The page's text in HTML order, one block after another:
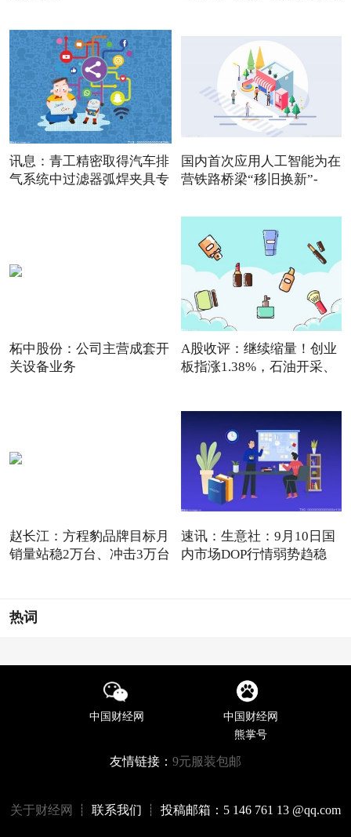
讯息：青工精密取得汽车排
气系统中过滤器弧焊夹具专
国内首次应用人工智能为在
营铁路桥梁“移旧换新”-
柘中股份：公司主营成套开
关设备业务
A股收评：继续缩量！创业
板指涨1.38%，石油开采、
赵长江：方程豹品牌目标月
销量站稳2万台、冲击3万台
速讯：生意社：9月10日国
内市场DOP行情弱势趋稳
热词
中国财经网
中国财经网
熊掌号
友情链接： 9元服装包邮
关于财经网 ┊ 联系我们 ┊ 投稿邮箱：5 146 761 13 @qq.com